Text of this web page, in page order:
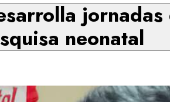
neonatal